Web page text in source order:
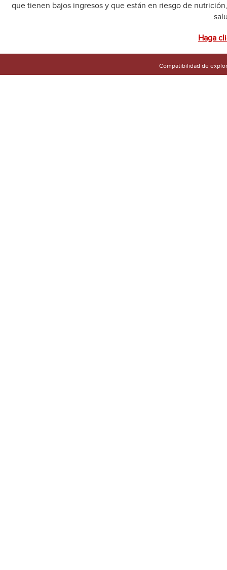
que tienen bajos ingresos y que están en riesgo de
Haga
Compatibilidad de